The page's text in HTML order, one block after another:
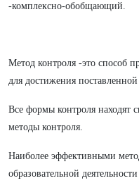
-комплексно-обобщающий.
Метод контроля -это способ
для достижения
Все формы контроля находят
методы контроля.
Наиболее эффективными
образовательной